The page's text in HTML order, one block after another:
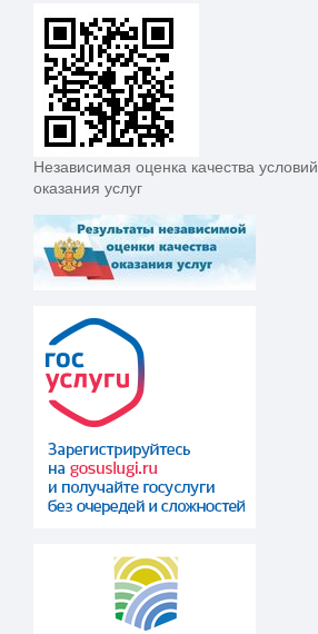
Независимая оценка качества условий
оказания услуг